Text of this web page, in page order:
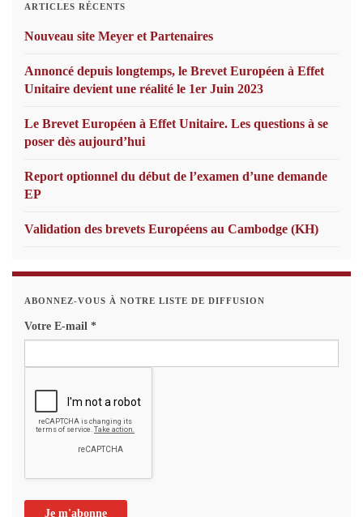
ARTICLES RÉCENTS
Nouveau site Meyer et Partenaires
Annoncé depuis longtemps, le Brevet Européen à Effet
Unitaire devient une réalité le 1er Juin 2023
Le Brevet Européen à Effet Unitaire. Les questions à se
poser dès aujourd’hui
Report optionnel du début de l’examen d’une demande
EP
Validation des brevets Européens au Cambodge (KH)
ABONNEZ-VOUS À NOTRE LISTE DE DIFFUSION
Votre E-mail *